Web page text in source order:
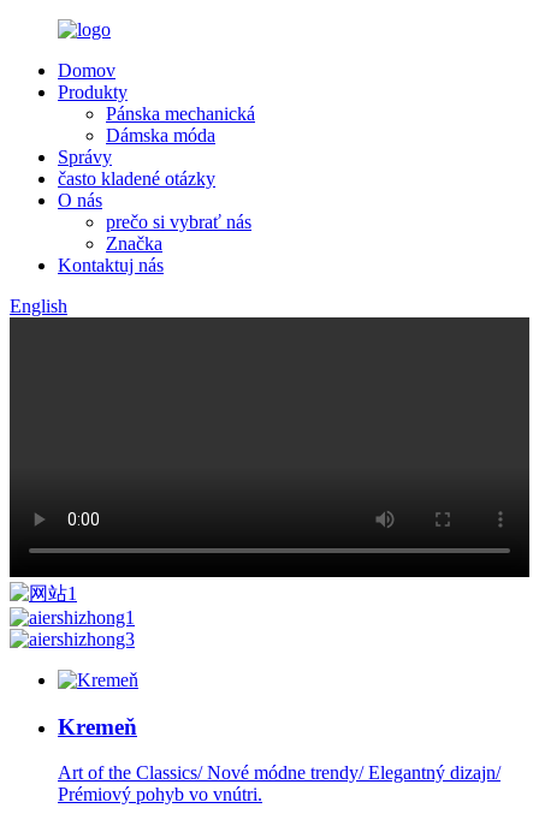
Domov
Produkty
Pánska mechanická
Dámska móda
Správy
často kladené otázky
O nás
prečo si vybrať nás
Značka
Kontaktuj nás
English
Kremeň
Art of the Classics/ Nové módne trendy/ Elegantný dizajn/
Prémiový pohyb vo vnútri.